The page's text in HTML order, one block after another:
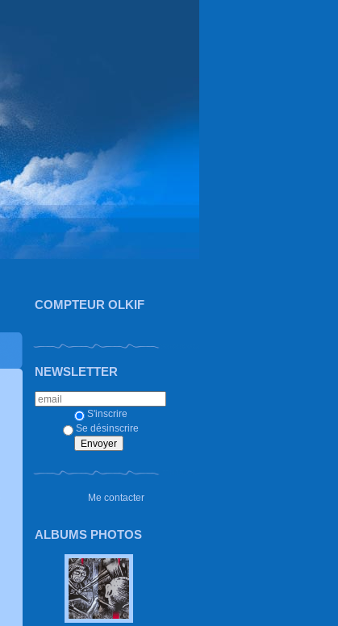
COMPTEUR OLKIF
NEWSLETTER
S'inscrire
Se désinscrire
Me contacter
ALBUMS PHOTOS